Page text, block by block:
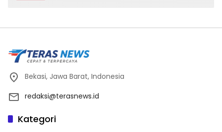
Bekasi, Jawa Barat, Indonesia
redaksi@terasnews.id
Kategori